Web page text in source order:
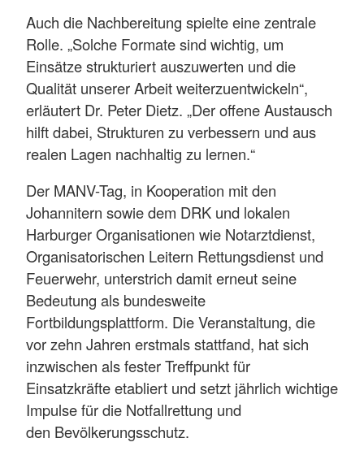
Auch die Nachbereitung spielte eine zentrale
Rolle. „Solche Formate sind wichtig, um
Einsätze strukturiert auszuwerten und die
Qualität unserer Arbeit weiterzuentwickeln“,
erläutert Dr. Peter Dietz. „Der offene Austausch
hilft dabei, Strukturen zu verbessern und aus
realen Lagen nachhaltig zu lernen.“
Der MANV-Tag, in Kooperation mit den
Johannitern sowie dem DRK und lokalen
Harburger Organisationen wie Notarztdienst,
Organisatorischen Leitern Rettungsdienst und
Feuerwehr, unterstrich damit erneut seine
Bedeutung als bundesweite
Fortbildungsplattform. Die Veranstaltung, die
vor zehn Jahren erstmals stattfand, hat sich
inzwischen als fester Treffpunkt für
Einsatzkräfte etabliert und setzt jährlich wichtige
Impulse für die Notfallrettung und
den Bevölkerungsschutz.